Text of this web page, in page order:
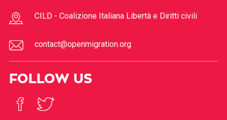
CILD - Coalizione Italiana Libertà e Diritti civili
contact@openmigration.org
FOLLOW US